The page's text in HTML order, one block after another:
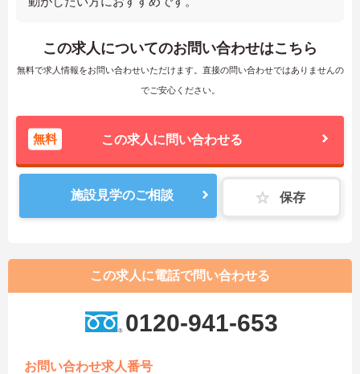
この求人についてのお問い合わせはこちら
無料で求人情報をお問い合わせいただけます。直接の問い合わせではありませんの
でご安心ください。
無料 この求人に問い合わせる
施設見学のご相談 保存
この求人に電話で問い合わせる
0120-941-653
お問い合わせ求人番号